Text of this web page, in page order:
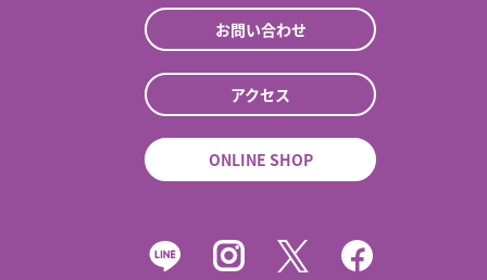
お問い合わせ
アクセス
ONLINE SHOP